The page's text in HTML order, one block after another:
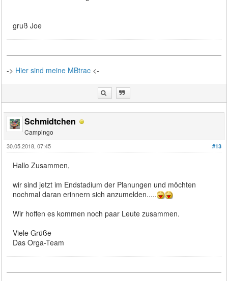
gruß Joe
-> Hier sind meine MBtrac <-
Schmidtchen
Campingo
#13
30.05.2018, 07:45
Hallo Zusammen,
wir sind jetzt im Endstadium der Planungen und möchten
nochmal daran erinnern sich anzumelden.....
Wir hoffen es kommen noch paar Leute zusammen.
Viele Grüße
Das Orga-Team